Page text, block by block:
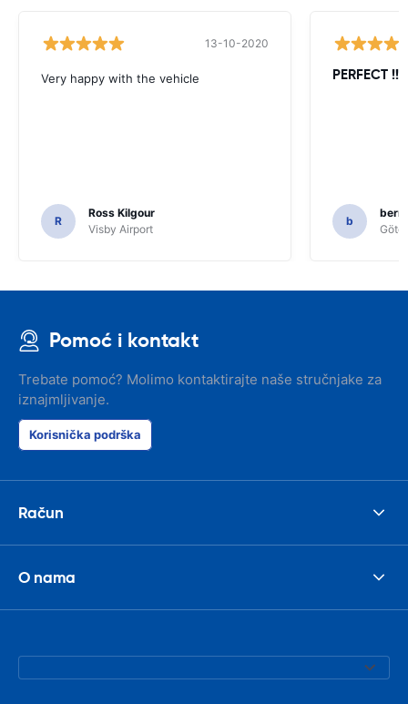
13-10-2020
Very happy with the vehicle
R
Ross Kilgour
Visby Airport
PERFECT
b
Pomoć i kontakt
Trebate pomoć? Molimo kontaktirajte naše stručnjake za
iznajmljivanje.
Korisnička podrška
Račun
O nama